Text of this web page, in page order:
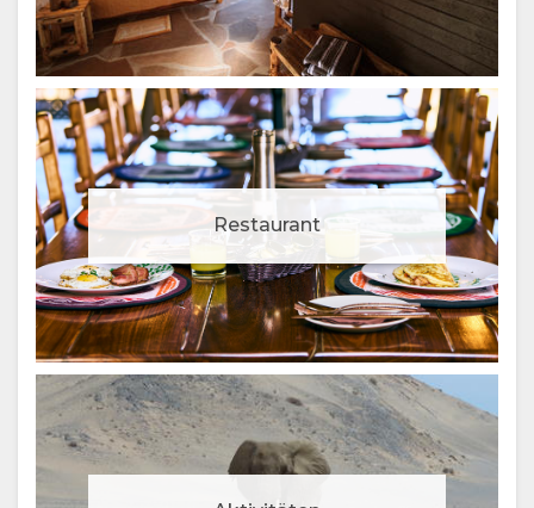
Restaurant